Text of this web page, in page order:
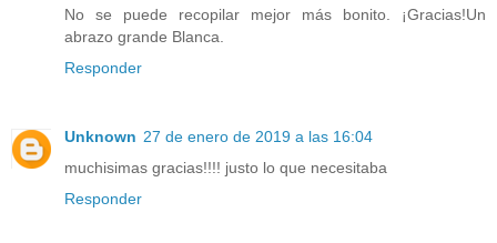
No se puede recopilar mejor más bonito. ¡Gracias!Un
abrazo grande Blanca.
Responder
Unknown 27 de enero de 2019 a las 16:04
muchisimas gracias!!!! justo lo que necesitaba
Responder